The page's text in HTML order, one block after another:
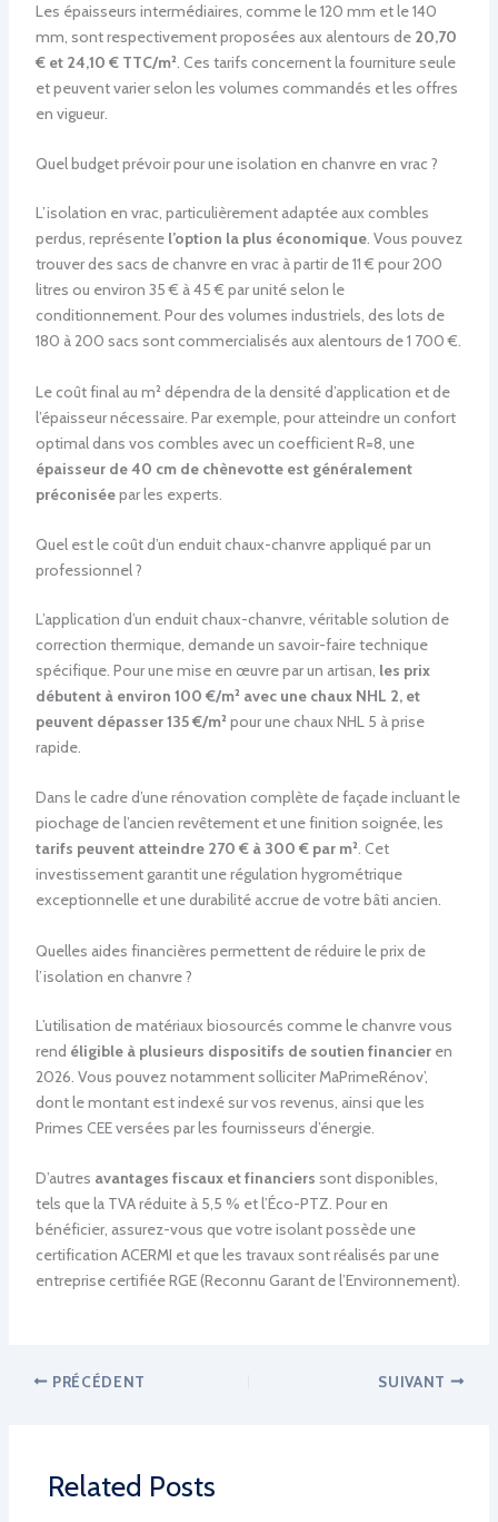
Les épaisseurs intermédiaires, comme le 120 mm et le 140
mm, sont respectivement proposées aux alentours de 20,70
€ et 24,10 € TTC/m². Ces tarifs concernent la fourniture seule
et peuvent varier selon les volumes commandés et les offres
en vigueur.
Quel budget prévoir pour une isolation en chanvre en vrac ?
L’isolation en vrac, particulièrement adaptée aux combles
perdus, représente l’option la plus économique. Vous pouvez
trouver des sacs de chanvre en vrac à partir de 11 € pour 200
litres ou environ 35 € à 45 € par unité selon le
conditionnement. Pour des volumes industriels, des lots de
180 à 200 sacs sont commercialisés aux alentours de 1 700 €.
Le coût final au m² dépendra de la densité d’application et de
l’épaisseur nécessaire. Par exemple, pour atteindre un confort
optimal dans vos combles avec un coefficient R=8, une
épaisseur de 40 cm de chènevotte est généralement
préconiséepar les experts.
Quel est le coût d’un enduit chaux-chanvre appliqué par un
professionnel ?
L’application d’un enduit chaux-chanvre, véritable solution de
correction thermique, demande un savoir-faire technique
spécifique. Pour une mise en œuvre par un artisan, les prix
débutent à environ 100 €/m² avec une chaux NHL 2, et
peuvent dépasser 135 €/m²pour une chaux NHL 5 à prise
rapide.
Dans le cadre d’une rénovation complète de façade incluant le
piochage de l’ancien revêtement et une finition soignée, les
tarifs peuvent atteindre 270 € à 300 € par m². Cet
investissement garantit une régulation hygrométrique
exceptionnelle et une durabilité accrue de votre bâti ancien.
Quelles aides financières permettent de réduire le prix de
l’isolation en chanvre ?
L’utilisation de matériaux biosourcés comme le chanvre vous
rend éligible à plusieurs dispositifs de soutien financieren
2026. Vous pouvez notamment solliciter MaPrimeRénov’,
dont le montant est indexé sur vos revenus, ainsi que les
Primes CEE versées par les fournisseurs d’énergie.
D’autres avantages fiscaux et financiers sont disponibles,
tels que la TVA réduite à 5,5 % et l’Éco-PTZ. Pour en
bénéficier, assurez-vous que votre isolant possède une
certification ACERMI et que les travaux sont réalisés par une
entreprise certifiée RGE (Reconnu Garant de l’Environnement).
PRÉCÉDENT SUIVANT
Related Posts